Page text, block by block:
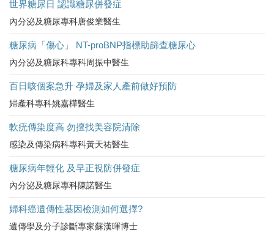
世界糖尿日 認識糖尿併發症
內分泌及糖尿專科唐俊業醫生
糖尿病「傷心」 NT-proBNP指標助篩查糖尿心
內分泌及糖尿科專科周振中醫生
百日咳個案急升 孕婦及家人產前做好預防
婦產科專科姚嘉樺醫生
軟疣傳染度高 勿擅找美容院清除
感染及傳染病科專科黃天祐醫生
糖尿病年輕化 及早正視防併發症
內分泌及糖尿專科陳諾醫生
婦科癌遺傳性基因檢測如何選擇?
遺傳學及分子診斷專家蘇漢暉博士